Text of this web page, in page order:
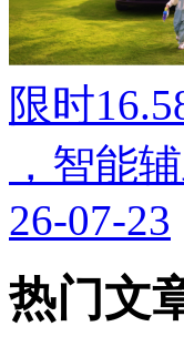
限时
，智能
26-07-23
热门文